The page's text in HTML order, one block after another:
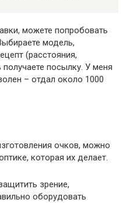
можете попробовать
модель,
(расстояния,
посылку. У меня
– отдал около 1000
очков, можно
которая их делает.
зрение,
оборудовать